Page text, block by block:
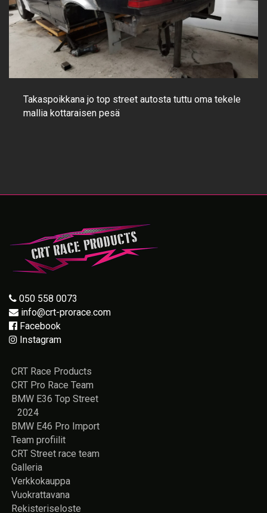
Takaspoikkana jo top street autosta tuttu oma tekele
mallia kottaraisen pesä
050 558 0073
info@crt-prorace.com
Facebook
Instagram
CRT Race Products
CRT Pro Race Team
BMW E36 Top Street
2024
BMW E46 Pro Import
Team profiilit
CRT Street race team
Galleria
Verkkokauppa
Vuokrattavana
Rekisteriseloste